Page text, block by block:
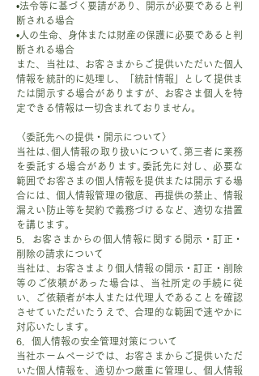
•法令等に基づく要請があり、開示が必要であると判
断される場合
•人の生命、身体または財産の保護に必要であると判
断される場合
また、当社は、お客さまからご提供いただいた個人
情報を統計的に処理し、「統計情報」として提供ま
たは開示する場合がありますが、お客さま個人を特
定できる情報は一切含まれておりません。
〈委託先への提供・開示について〉
当社は､個人情報の取り扱いについて､第三者に業務
を委託する場合があります｡委託先に対し、必要な
範囲でお客さまの個人情報を提供または開示する場
合には、個人情報管理の徹底、再提供の禁止、情報
漏えい防止等を契約で義務づけるなど、適切な措置
を講じます。
5．お客さまからの個人情報に関する開示・訂正・
削除の請求について
当社は、お客さまより個人情報の開示・訂正・削除
等のご依頼があった場合は、当社所定の手続に従
い、ご依頼者が本人または代理人であることを確認
させていただいたうえで、合理的な範囲で速やかに
対応いたします。
6．個人情報の安全管理対策について
当社ホームページでは、お客さまからご提供いただ
いた個人情報を、適切かつ厳重に管理し、個人情報